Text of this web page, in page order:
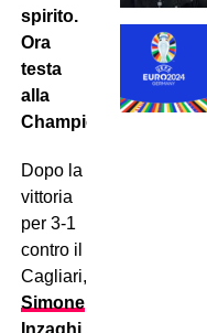
spirito.
Ora
testa
alla
Champions”
Dopo la
vittoria
per 3-1
contro il
Cagliari,
Simone
Inzaghi